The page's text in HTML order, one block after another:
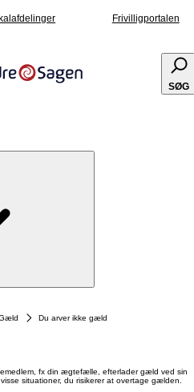
Frivilligportalen
SØG
Du arver ikke gæld
fx din ægtefælle, efterlader gæld ved sin
situationer, du risikerer at overtage gælden.